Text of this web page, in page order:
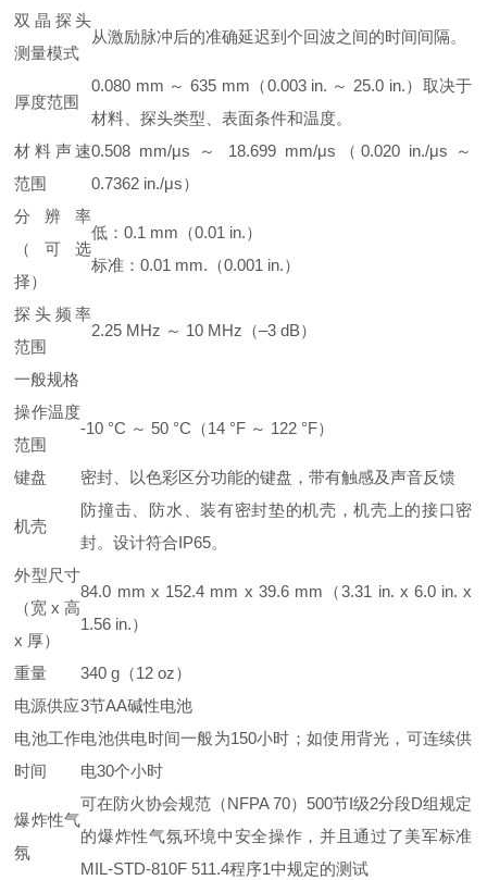
双晶探头
测量模式
从激励脉冲后的准确延迟到个回波之间的时间间隔。
厚度范围
0.080 mm ～ 635 mm（0.003 in. ～ 25.0 in.）取决于
材料、探头类型、表面条件和温度。
材料声速
范围
0.508 mm/μs ～ 18.699 mm/μs（0.020 in./μs ～
0.7362 in./μs）
分辨率
（可选
择）
低：0.1 mm（0.01 in.）
标准：0.01 mm.（0.001 in.）
探头频率
范围
2.25 MHz ～ 10 MHz（–3 dB）
一般规格
操作温度
范围
-10 °C ～ 50 °C（14 °F ～ 122 °F）
键盘 密封、以色彩区分功能的键盘，带有触感及声音反馈
机壳
防撞击、防水、装有密封垫的机壳，机壳上的接口密
封。设计符合IP65。
外型尺寸
（宽 x 高
x 厚）
84.0 mm x 152.4 mm x 39.6 mm（3.31 in. x 6.0 in. x
1.56 in.）
重量
340 g（12 oz）
电源供应3节AA碱性电池
电池工作
时间
电池供电时间一般为150小时；如使用背光，可连续供
电30个小时
爆炸性气
氛
可在防火协会规范（NFPA 70）500节I级2分段D组规定
的爆炸性气氛环境中安全操作，并且通过了美军标准
MIL-STD-810F 511.4程序1中规定的测试